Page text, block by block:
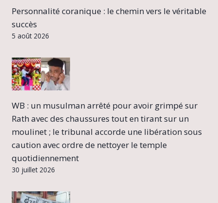
Personnalité coranique : le chemin vers le véritable
succès
5 août 2026
WB : un musulman arrêté pour avoir grimpé sur
Rath avec des chaussures tout en tirant sur un
moulinet ; le tribunal accorde une libération sous
caution avec ordre de nettoyer le temple
quotidiennement
30 juillet 2026